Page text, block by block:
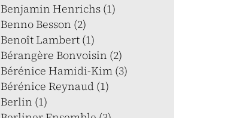
Benjamin Henrichs (1)
Benno Besson (2)
Benoît Lambert (1)
Bérangère Bonvoisin (2)
Bérénice Hamidi-Kim (3)
Bérénice Reynaud (1)
Berlin (1)